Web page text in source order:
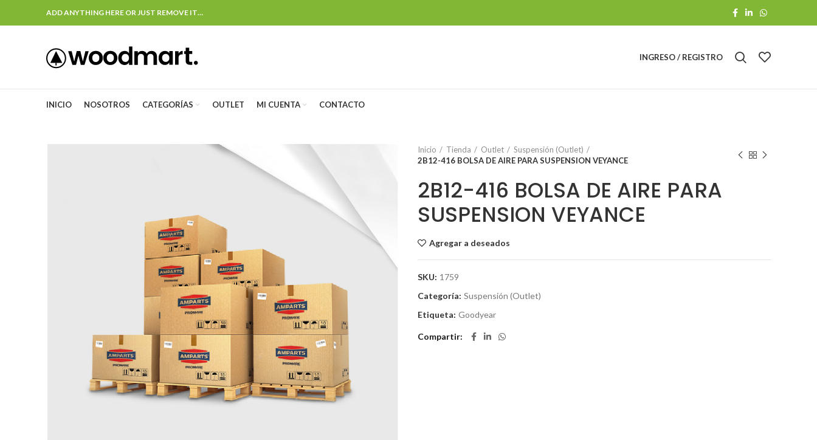
ADD ANYTHING HERE OR JUST REMOVE IT…
INGRESO / REGISTRO
INICIO NOSOTROS CATEGORÍAS OUTLET MI CUENTA CONTACTO
Inicio Tienda Outlet
Suspensión (Outlet)
2B12-416 BOLSA DE AIRE PARA SUSPENSION VEYANCE
2B12-416 BOLSA DE AIRE PARA
SUSPENSION VEYANCE
Agregar a deseados
SKU: 1759
Categoría: Suspensión (Outlet)
Etiqueta: Goodyear
Compartir